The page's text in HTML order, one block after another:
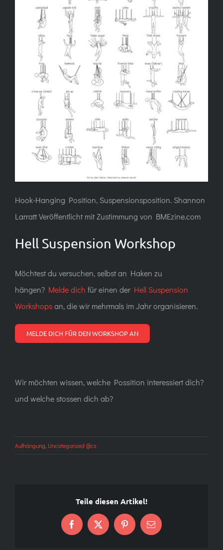
Hook-Hanging Position, Suspensionsposition. Shannon
Larratt Veröffentlicht mit Zustimmung von BMEzine.com
Hell Suspension Workshop
Möchtest du versuchen, selbst an Haken zu
hängen? Melde dich für einen der Hell Suspension
Workshopsan, die wir mehrmals im Jahr organisieren.
MELDE DICH FÜR DEN WORKSHOP AN
Wir möchten wissen, welche Possition interessiert dich?
und welche stossen dich ab?
Aufhängung, Uncategorized @cs
Teile diesen Artikel!
Auf
Facebook
X Pinterest
E-
Mail